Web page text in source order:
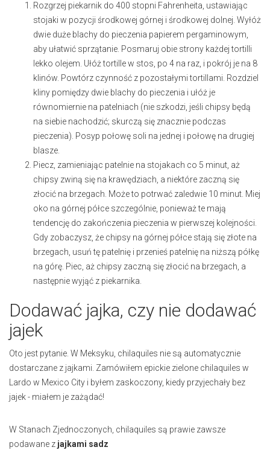
Rozgrzej piekarnik do 400 stopni Fahrenheita, ustawiając
stojaki w pozycji środkowej górnej i środkowej dolnej. Wyłóż
dwie duże blachy do pieczenia papierem pergaminowym,
aby ułatwić sprzątanie. Posmaruj obie strony każdej tortilli
lekko olejem. Ułóż tortille w stos, po 4 na raz, i pokrój je na 8
klinów. Powtórz czynność z pozostałymi tortillami. Rozdziel
kliny pomiędzy dwie blachy do pieczenia i ułóż je
równomiernie na patelniach (nie szkodzi, jeśli chipsy będą
na siebie nachodzić; skurczą się znacznie podczas
pieczenia). Posyp połowę soli na jednej i połowę na drugiej
blasze.
Piecz, zamieniając patelnie na stojakach co 5 minut, aż
chipsy zwiną się na krawędziach, a niektóre zaczną się
złocić na brzegach. Może to potrwać zaledwie 10 minut. Miej
oko na górnej półce szczególnie, ponieważ te mają
tendencję do zakończenia pieczenia w pierwszej kolejności.
Gdy zobaczysz, że chipsy na górnej półce stają się złote na
brzegach, usuń tę patelnię i przenieś patelnię na niższą półkę
na górę. Piec, aż chipsy zaczną się złocić na brzegach, a
następnie wyjąć z piekarnika.
Dodawać jajka, czy nie dodawać
jajek
Oto jest pytanie. W Meksyku, chilaquiles nie są automatycznie
dostarczane z jajkami. Zamówiłem epickie zielone chilaquiles w
Lardo w Mexico City i byłem zaskoczony, kiedy przyjechały bez
jajek - miałem je zażądać!
W Stanach Zjednoczonych, chilaquiles są prawie zawsze
podawane z jajkami sadz